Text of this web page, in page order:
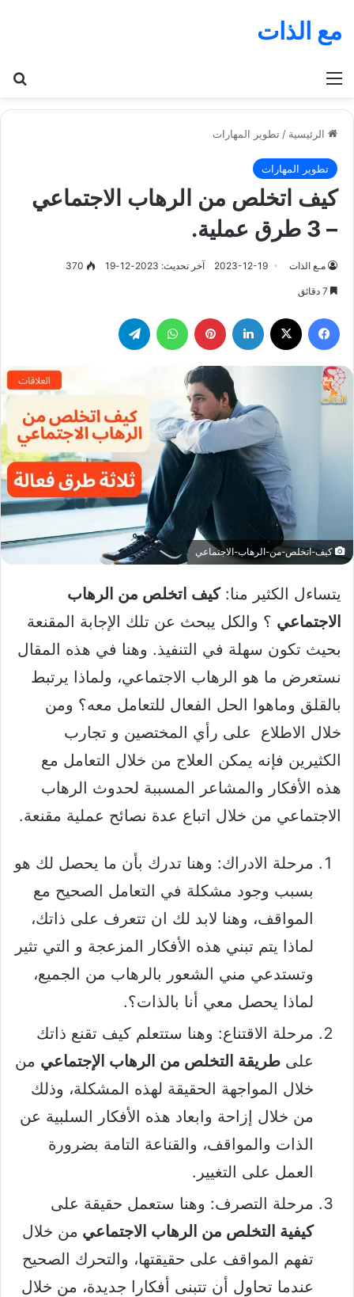
مع الذات
القائمة
الرئيسية / تطوير المهارات
تطوير المهارات
كيف اتخلص من الرهاب الاجتماعي
– 3 طرق عملية.
مـع الذات 2023-12-19 آخر تحديث: 2023-12-19 370
فيسبوك لينكدإن بينتيريست واتساب
كيف-اتخلص-من-الرهاب-الاجتماعي
يتساءل الكثير منا:كيف اتخلص من الرهاب
الاجتماعي ؟ والكل يبحث عن تلك الإجابة المقنعة
بحيث تكون سهلة في التنفيذ. وهنا في هذه المقال
نستعرض ما هو الرهاب الاجتماعي، ولماذا يرتبط
بالقلق وماهوا الحل الفعال للتعامل معه؟ ومن
خلال الاطلاع على رأي المختصين و تجارب
الكثيرين فإنه يمكن العلاج من خلال التعامل مع
هذه الأفكار والمشاعر المسببة لحدوث الرهاب
الاجتماعي من خلال اتباع عدة نصائح عملية مقنعة.
مرحلة الادراك: وهنا تدرك بأن ما يحصل لك هو
بسبب وجود مشكلة في التعامل الصحيح مع
المواقف، وهنا لابد لك ان تتعرف على ذاتك،
لماذا يتم تبني هذه الأفكار المزعجة و التي تثير
وتستدعي مني الشعور بالرهاب من الجميع،
لماذا يحصل معي أنا بالذات؟.
مرحلة الاقتناع: وهنا ستتعلم كيف تقنع ذاتك
على طريقة التخلص من الرهاب الإجتماعي من
خلال المواجهة الحقيقة لهذه المشكلة، وذلك
من خلال إزاحة وابعاد هذه الأفكار السلبية عن
الذات والمواقف، والقناعة التامة بضرورة
العمل على التغيير.
مرحلة التصرف: وهنا ستعمل حقيقة على
كيفية التخلص من الرهاب الاجتماعي من خلال
تفهم المواقف على حقيقتها، والتحرك الصحيح
عندما تحاول أن تتبنى أفكارا جديدة، من خلال